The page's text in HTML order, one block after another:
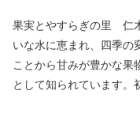
果実とやすらぎの里 仁木町 仁木町は北海道の冷涼な空
いな水に恵まれ、四季の
ことから甘みが豊かな果
として知られています。